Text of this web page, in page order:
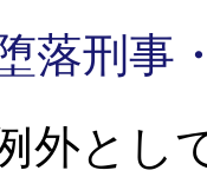
落刑事
外とし